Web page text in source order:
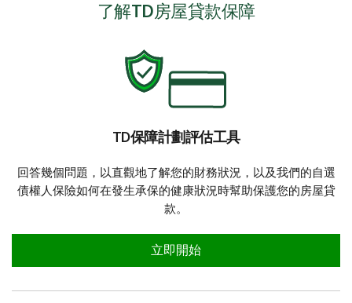
信用貸款保障 - 產品摘要、情況說明書與保險憑證（示
了解TD房屋貸款保障
TD保障計劃評估工具
回答幾個問題，以直觀地了解您的財務狀況，以及我們的自選
債權人保險如何在發生承保的健康狀況時幫助保護您的房屋貸
款。
TD保障計劃評估工具
立即開始